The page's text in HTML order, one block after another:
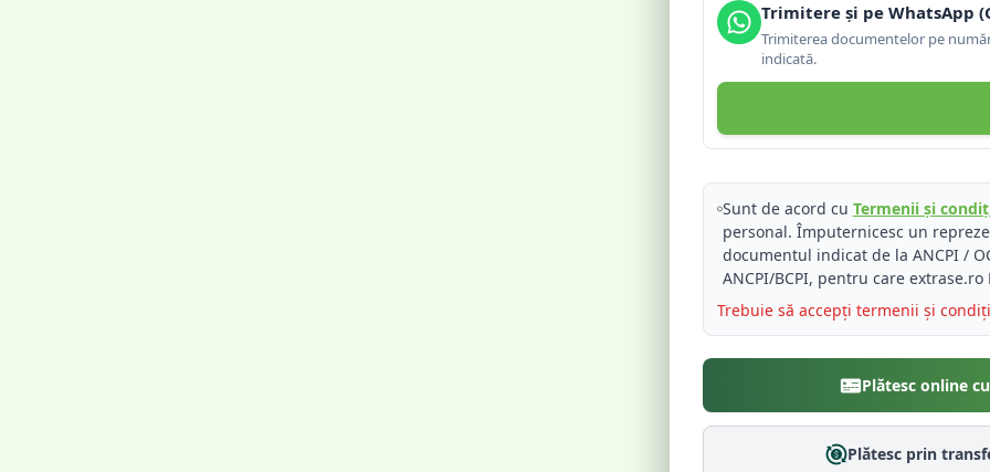
Trimitere și pe WhatsApp
Trimiterea documentelor pe
indicată.
Sunt de acord cu Termenii și
personal. Împuternicesc un
documentul indicat de la ANCPI /
ANCPI/BCPI, pentru care
Trebuie să accepți termenii și
Plătesc online
Plătesc prin